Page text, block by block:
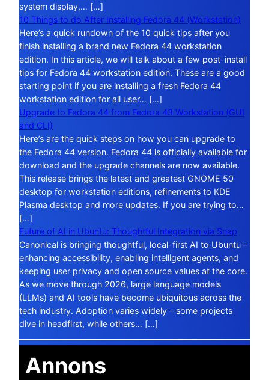
system display,… […]
10 Things to do After Installing Fedora 44 (Workstation)
Here’s a quick rundown of the 10 quick tips after you
finish installing a brand new Fedora 44 workstation
edition. In this article, we will talk about a few post-install
tips for Fedora 44 workstation edition. These are a good
starting point if you are installing a fresh Fedora 44
workstation edition for all user… […]
Upgrade to Fedora 44 from Fedora 43 Workstation (GUI
and CLI)
Here’s are the quick steps on how you can upgrade to
the Fedora 44 version. Fedora 44 is officially available for
download and the upgrade channels are now available.
This release brings the latest and greatest GNOME 50
desktop for workstation editions, refinements to KDE
Plasma desktop and more updates. If you are trying to…
[…]
Future of AI in Ubuntu: Thoughtful Integration via Snap
Canonical is bringing thoughtful, local-first AI to Ubuntu –
enhancing accessibility, enabling intelligent agents, and
keeping user privacy and open source values at the core.
As we move through 2026, large language models
(LLMs) and AI tools have become ubiquitous across the
tech industry. Adoption varies widely – some projects
dive in headfirst, while others… […]
Annons